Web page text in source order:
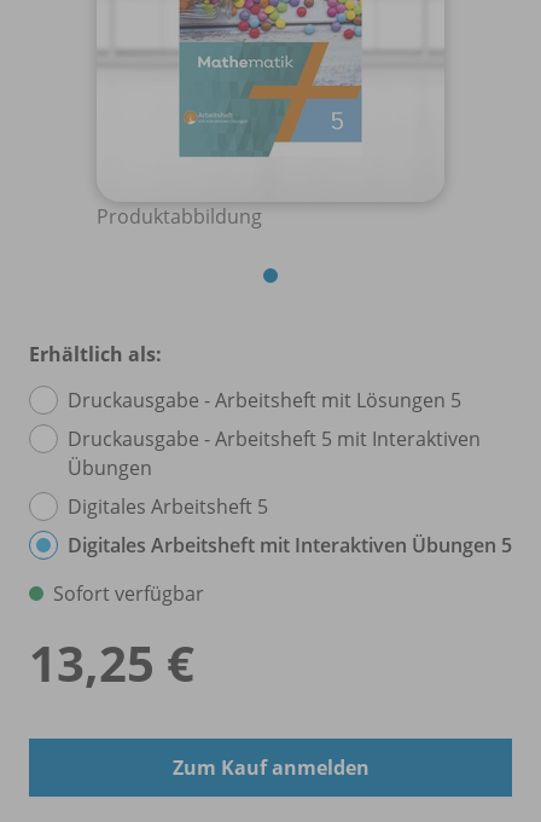
Produktabbildung
Erhältlich als:
Druckausgabe - Arbeitsheft mit Lösungen 5
Druckausgabe - Arbeitsheft 5 mit Interaktiven
Übungen
Digitales Arbeitsheft 5
Digitales Arbeitsheft mit Interaktiven Übungen 5
Sofort verfügbar
13,25 €
Zum Kauf anmelden